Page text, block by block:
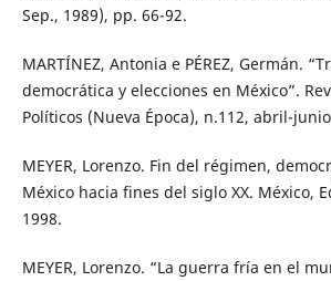
Sep., 1989), pp. 66-92.
MARTÍNEZ, Antonia e PÉREZ, Germán.
democrática y elecciones en México”.
Políticos (Nueva Época), n.112, abril-
MEYER, Lorenzo. Fin del régimen,
México hacia fines del siglo XX. México,
1998.
MEYER, Lorenzo. “La guerra fría en el